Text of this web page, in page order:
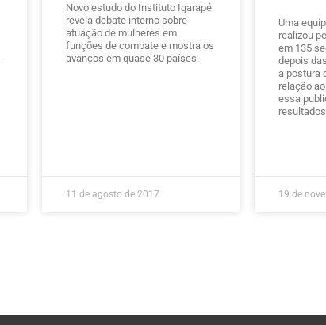
Novo estudo do Instituto Igarapé
revela debate interno sobre
atuação de mulheres em
funções de combate e mostra os
avanços em quase 30 países.
11 de agosto de 2017
Uma
realizou
em 135
depois
a postura
relação
essa
19 de